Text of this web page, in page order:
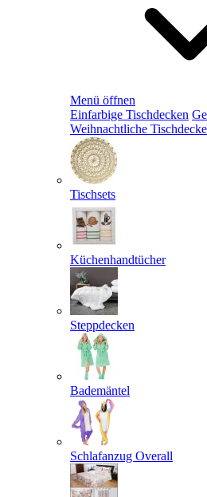
Menü öffnen
Einfarbige Tischdecken
Weihnachtliche
Tischsets
Küchenhandtücher
Steppdecken
Bademäntel
Schlafanzug Overall